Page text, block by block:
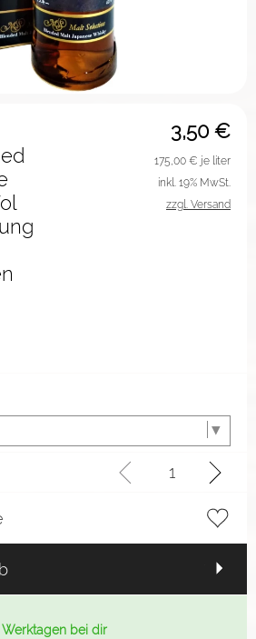
3,50 €
175,00 € je liter
inkl. 19% MwSt.
zzgl. Versand
Werktagen bei dir